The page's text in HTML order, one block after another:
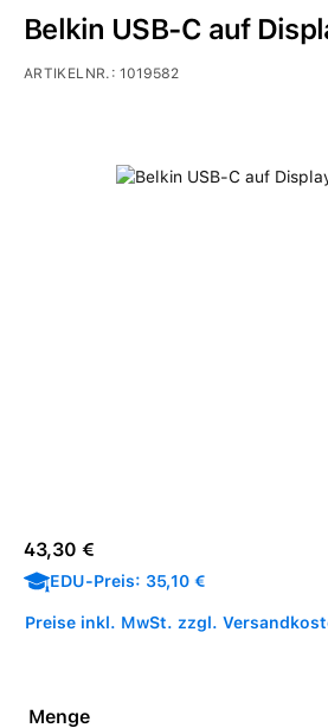
Bildergalerie überspringen
Belkin USB-C auf
ARTIKELNR.:1019582
Verkaufspreis:
Regulärer Preis:
43,30 €
EDU-Preis: 35,10 €
Preise inkl. MwSt. zzgl.
Menge